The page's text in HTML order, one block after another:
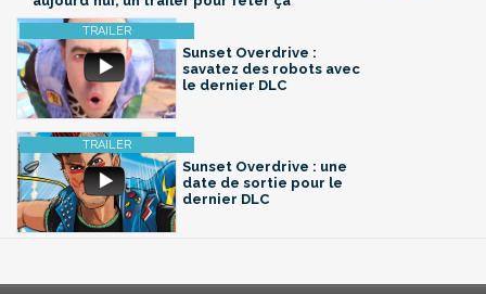
Sunset Overdrive :
savatez des robots avec
le dernier DLC
Sunset Overdrive : une
date de sortie pour le
dernier DLC